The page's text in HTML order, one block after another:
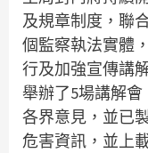
及規章制度，聯
個監察執法實體
行及加強宣傳講
舉辦了5場講解
各界意見，並已
危害資訊，並上